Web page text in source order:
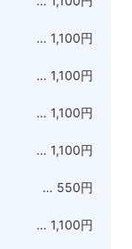
… 1,100円
… 1,100円
… 1,100円
… 1,100円
… 550円
… 1,100円